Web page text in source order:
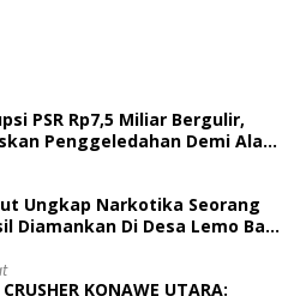
PSR Rp7,5 Miliar Bergulir,
Penggeledahan Demi Alat
Ungkap Narkotika Seorang
Diamankan Di Desa Lemo Bajo
KONAWE UTARA: